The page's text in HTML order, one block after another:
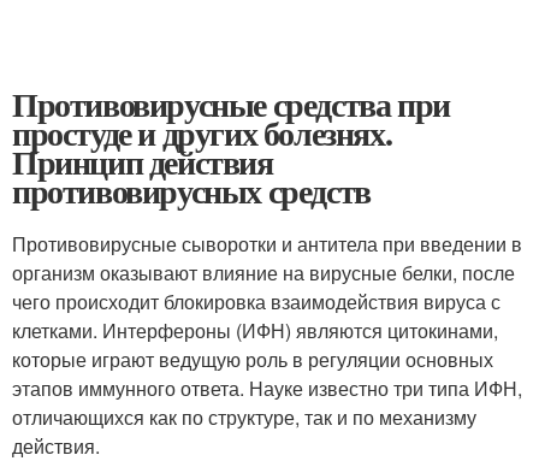
Противовирусные средства при
простуде и других болезнях.
Принцип действия
противовирусных средств
Противовирусные сыворотки и антитела при введении в
организм оказывают влияние на вирусные белки, после
чего происходит блокировка взаимодействия вируса с
клетками. Интерфероны (ИФН) являются цитокинами,
которые играют ведущую роль в регуляции основных
этапов иммунного ответа. Науке известно три типа ИФН,
отличающихся как по структуре, так и по механизму
действия.